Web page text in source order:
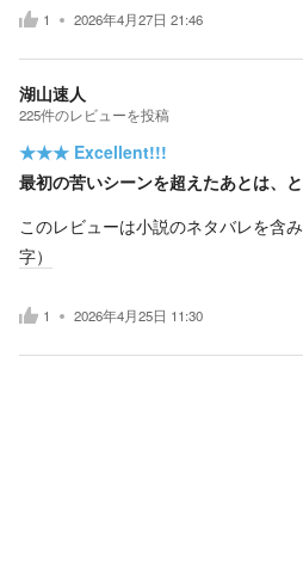
1 2026年4月27日 21:46
湖山速人
225件のレビューを投稿
★★★ Excellent!!!
最初の苦いシーンを超えたあとは、
このレビューは小説のネタバレを含み
字）
1 2026年4月25日 11:30